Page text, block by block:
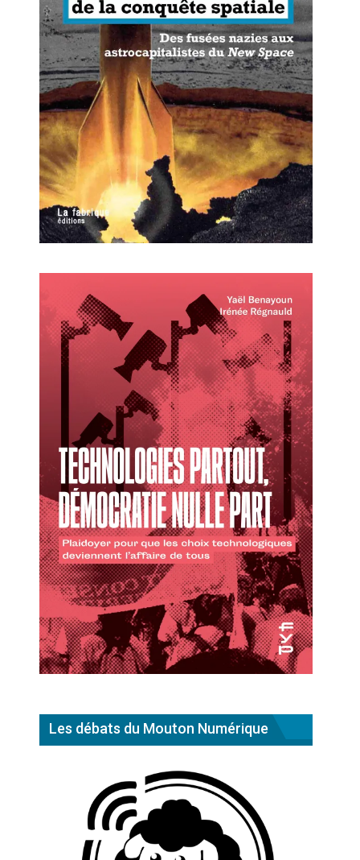
Les débats du Mouton Numérique